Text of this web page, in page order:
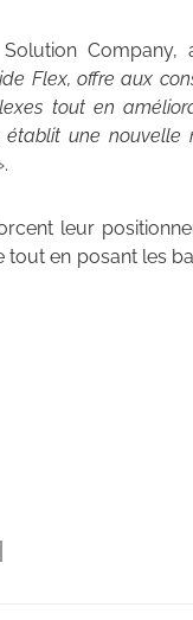
Flex, offre aux
tout en
une nouvelle
leur
en posant les